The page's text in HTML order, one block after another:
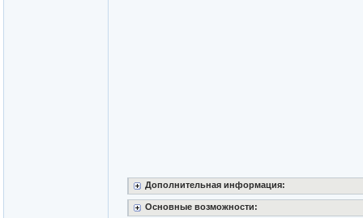
Дополнительная информация:
Основные возможности: